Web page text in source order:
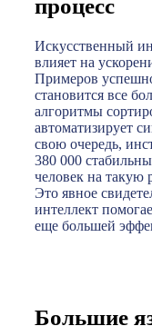
процесс
Искусственный
влияет на
Примеров
становится все
алгоритмы
автоматизирует
свою очередь,
380 000
человек на такую
Это явное
интеллект
еще большей
Большие